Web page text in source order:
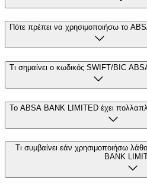
Πότε πρέπει να χρησιμοποιήσω το
Τι σημαίνει ο κωδικός SWIFT/BIC
Το ABSA BANK LIMITED έχει
Τι συμβαίνει εάν χρησιμοποιήσω
BANK